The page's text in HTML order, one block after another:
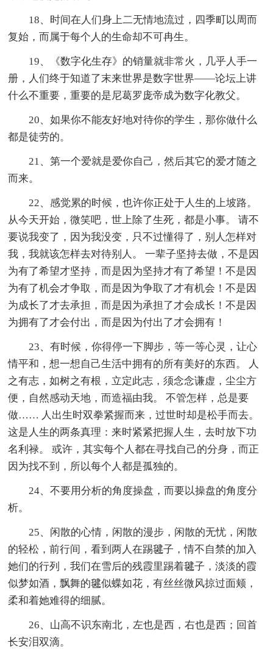
18、时间在人们身上二无情地流过，四季町以周而
复始，而属于每个人的生命却不可冉生。
19、《数字化生存》的销量就非常火，几乎人手一
册，人们终于知道了末来世界是数字世界——论坛上讲
什么不重要，重要的是尼葛罗庞帝成为数字化教父。
20、如果你不能友好地对待你的学生，那你做什么
都是徒劳的。
21、第一个爱就是爱你自己，然后其它的爱才随之
而来。
22、感觉累的时候，也许你正处于人生的上坡路。
从今天开始，微笑吧，世上除了生死，都是小事。 请不
要说我变了，因为我没变，只不过懂得了，别人怎样对
我，我就该怎样去对待别人。 一辈子坚持去做，不是因
为有了希望才坚持，而是因为坚持才有了希望！不是因
为有了机会才争取，而是因为争取了才有机会！不是因
为成长了才去承担，而是因为承担了才会成长！不是因
为拥有了才会付出，而是因为付出了才会拥有！
23、有时候，你得停一下脚步，等一等心灵，让心
情平和，想一想自己生活中拥有的所有美好的东西。 人
之有志，如树之有根，立定此志，须念念谦虚，尘尘方
便，自然感动天地，而造福由我。 不管怎样，总是要
做…… 人出生时双拳紧握而来，过世时却是松手而去。
这是人生的两条真理：来时紧紧把握人生，去时放下功
名利禄。 或许，其实每个人都在寻找自己的分身，而正
因为找不到，所以每个人都是孤独的。
24、不要用分析的角度操盘，而要以操盘的角度分
析。
25、闲散的心情，闲散的漫步，闲散的无忧，闲散
的轻松，前行间，看到两人在踢毽子，情不自禁的加入
她们的行列，我们在雪后的残霞里踢着毽子，淡淡的霞
似梦如酒，飘舞的毽似蝶如花，有丝丝微风掠过面颊，
柔和着她难得的细腻。
26、山高不识东南北，左也是西，右也是西；回首
长安泪双滴。